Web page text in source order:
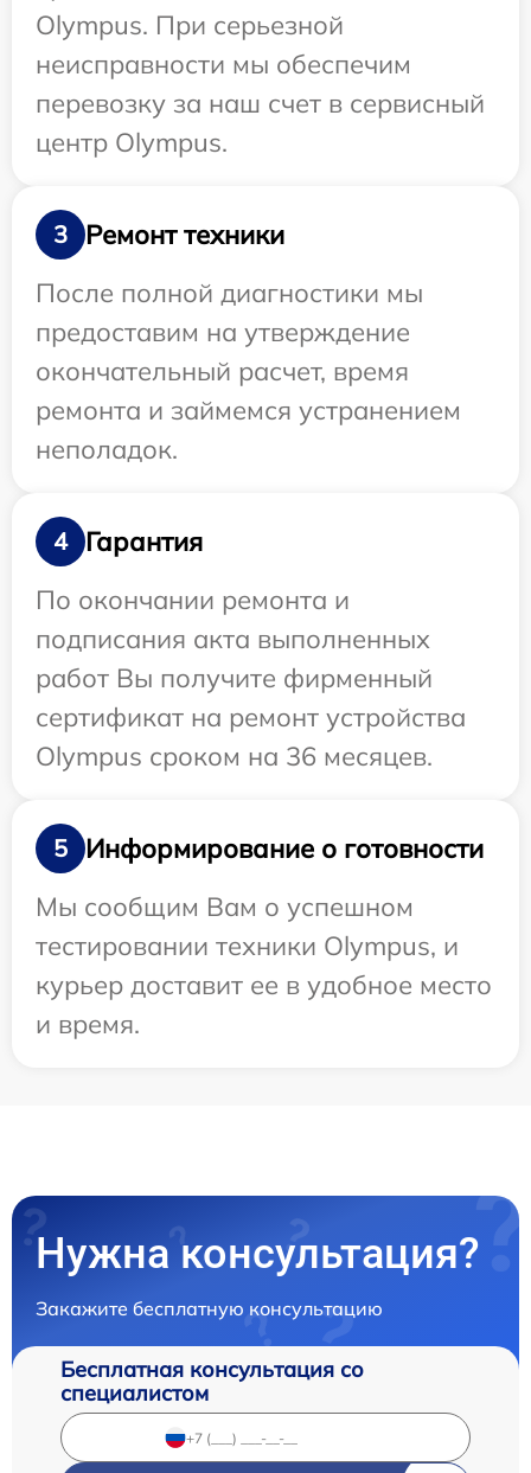
Olympus. При серьезной
неисправности мы обеспечим
перевозку за наш счет в сервисный
центр Olympus.
3
Ремонт техники
После полной диагностики мы
предоставим на утверждение
окончательный расчет, время
ремонта и займемся устранением
неполадок.
4
Гарантия
По окончании ремонта и
подписания акта выполненных
работ Вы получите фирменный
сертификат на ремонт устройства
Olympus сроком на 36 месяцев.
5
Информирование о готовности
Мы сообщим Вам о успешном
тестировании техники Olympus, и
курьер доставит ее в удобное место
и время.
Нужна консультация?
Закажите бесплатную консультацию
Бесплатная консультация со
специалистом